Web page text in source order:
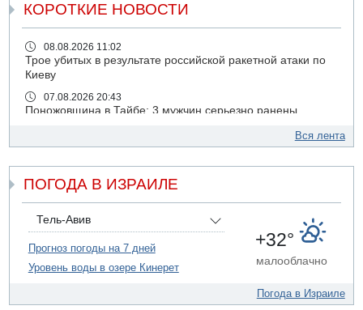
КОРОТКИЕ НОВОСТИ
08.08.2026 11:02
Трое убитых в результате российской ракетной атаки по
Киеву
07.08.2026 20:43
Поножовщина в Тайбе: 3 мужчин серьезно ранены
Ynet: "Хизбалла" запустила БПЛА со взрывчаткой по
07.08.2026 19:16
ДТП в Ашдоде: тяжело ранены двое маленьких детей
07.08.2026 19:14
Скончался водитель, врезавшийся в стену в
Иерусалиме
07.08.2026 17:57
Вся лента
ПОГОДА В ИЗРАИЛЕ
Тель-Авив
Прогноз погоды на 7 дней
Уровень воды в озере Кинерет
+32°
малооблачно
Погода в Израиле